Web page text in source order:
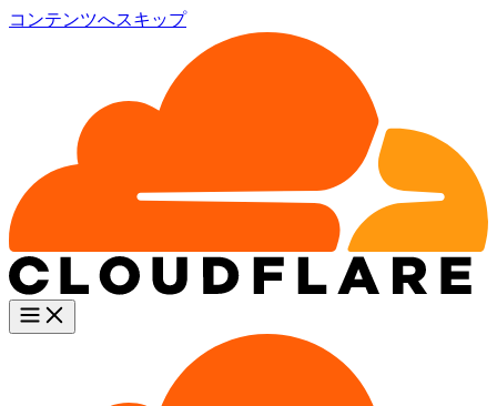
コンテンツへスキップ